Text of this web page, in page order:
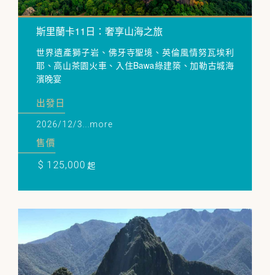
斯里蘭卡11日：奢享山海之旅
世界遺產獅子岩、佛牙寺聖境、英倫風情努瓦埃利
耶、高山茶園火車、入住Bawa綠建築、加勒古城海
濱晚宴
出發日
2026/12/3...more
售價
$ 125,000 起